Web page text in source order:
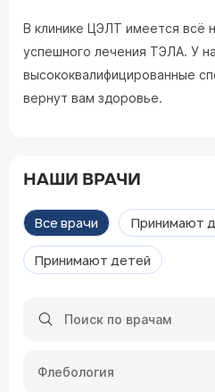
В клинике ЦЭЛТ имеется всё
успешного лечения ТЭЛА. У
высококвалифицированные
вернут вам здоровье.
НАШИ ВРАЧИ
Все врачи Принимают
Принимают детей
Флебология